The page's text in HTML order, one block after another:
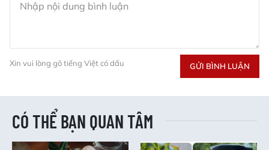
Xin vui lòng gõ tiếng Việt có dấu GỬI BÌNH LUẬN
CÓ THỂ BẠN QUAN TÂM